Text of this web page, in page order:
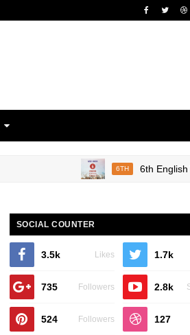
6TH 6th English Work
SOCIAL COUNTER
3.5k Likes 1.7k
735 Followers 2.8k
524 Followers 127